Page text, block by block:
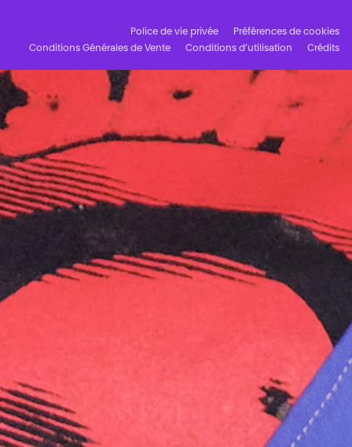
Police de vie privée
Préférences de cookies
Conditions Générales de Vente
Conditions d’utilisation Crédits